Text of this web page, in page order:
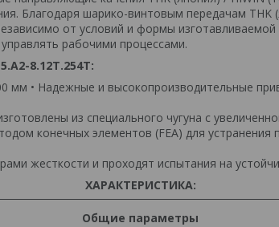
Благодаря шарико-винтовым передачам THK
от условий и формы
рабочими процессами.
8.12T.254T:
мм • Надежные и высокопроизводительные
из специального чугуна с
конечных элементов (FEA) для
жесткости и проходят испытания на
ХАРАКТЕРИСТИКА:
Общие параметры